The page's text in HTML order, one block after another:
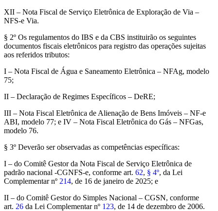
XII – Nota Fiscal de Serviço Eletrônica de Exploração de Via –
NFS-e Via.
§ 2º Os regulamentos do IBS e da CBS instituirão os seguintes
documentos fiscais eletrônicos para registro das operações sujeitas
aos referidos tributos:
I – Nota Fiscal de Água e Saneamento Eletrônica – NFAg, modelo
75;
II – Declaração de Regimes Específicos – DeRE;
III – Nota Fiscal Eletrônica de Alienação de Bens Imóveis – NF-e
ABI, modelo 77; e IV – Nota Fiscal Eletrônica do Gás – NFGas,
modelo 76.
§ 3º Deverão ser observadas as competências específicas:
I – do Comitê Gestor da Nota Fiscal de Serviço Eletrônica de
padrão nacional -CGNFS-e, conforme art. 62, § 4º, da Lei
Complementar nº 214, de 16 de janeiro de 2025; e
II – do Comitê Gestor do Simples Nacional – CGSN, conforme
art. 26 da Lei Complementar nº 123, de 14 de dezembro de 2006.